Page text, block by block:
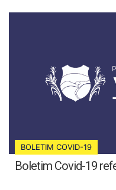
BOLETIM COVID-19
Boletim Covid-19